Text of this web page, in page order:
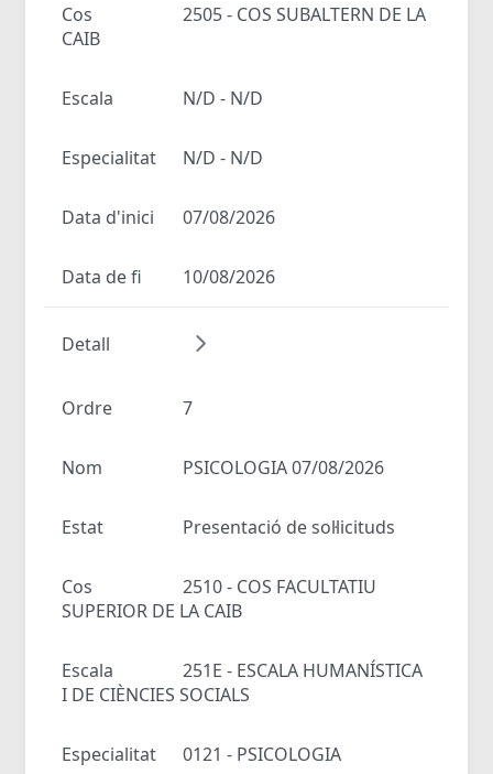
Cos
2505 - COS SUBALTERN DE LA
CAIB
Escala N/D - N/D
Especialitat N/D - N/D
Data d'inici 07/08/2026
Data de fi 10/08/2026
Detall
Ordre 7
Nom PSICOLOGIA 07/08/2026
Estat Presentació de sol·licituds
Cos
2510 - COS FACULTATIU
SUPERIOR DE LA CAIB
Escala
251E - ESCALA HUMANÍSTICA
I DE CIÈNCIES SOCIALS
Especialitat 0121 - PSICOLOGIA